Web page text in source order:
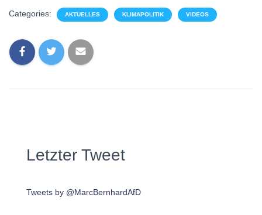
Categories: AKTUELLES KLIMAPOLITIK VIDEOS
Letzter Tweet
Tweets by @MarcBernhardAfD